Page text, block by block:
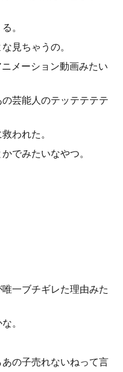
。
見ちゃうの。
メーション動画みたい
芸能人のテッテテテテ
われた。
でみたいなやつ。
一ブチギレた理由みた
。
の子売れないねって言